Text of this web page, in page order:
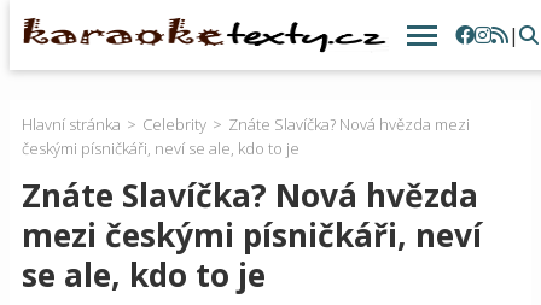
|
Hlavní stránka Celebrity
Znáte Slavíčka? Nová hvězda mezi
českými písničkáři, neví se ale, kdo to je
Znáte Slavíčka? Nová hvězda
mezi českými písničkáři, neví
se ale, kdo to je